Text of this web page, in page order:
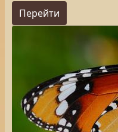
Перейти